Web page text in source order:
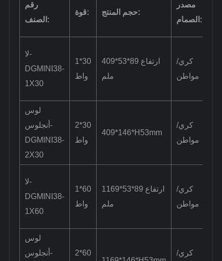
رقم
الصنف:
قوة: حجم المنتج:
مصدر
الصمام:
لا-
DGMINI38-
1X30
1*30
واط
409*53*ارتفاع 89
ملم
كري/
مواطن
لوس
أنجلوس-
DGMINI38-
2X30
2*30
واط
409*146*H53mm
كري/
مواطن
لا-
DGMINI38-
1X60
1*60
واط
1169*53*ارتفاع 89
ملم
كري/
مواطن
لوس
أنجلوس-
2*60
كري/